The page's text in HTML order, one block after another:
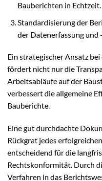
Bauberichten in Echtzeit.
Standardisierung der
der Datenerfassung und
Ein strategischer Ansatz
fördert nicht nur die
Arbeitsabläufe auf der
verbessert die allgemeine
Bauberichte.
Eine gut durchdachte
Rückgrat jedes
entscheidend für die
Rechtskonformität. Durch
Verfahren in das